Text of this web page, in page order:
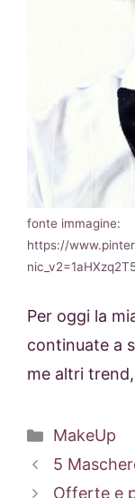
fonte immagine:
https://
Per oggi la
continuate a
me altri
Categorie
MakeUp
5
Offerte e